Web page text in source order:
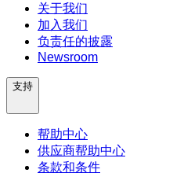
关于我们
加入我们
负责任的披露
Newsroom
支持
帮助中心
供应商帮助中心
条款和条件